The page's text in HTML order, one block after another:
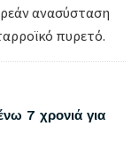
ανασύσταση
πυρετό.
7 χρονιά για